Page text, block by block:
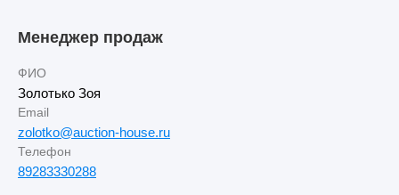
Менеджер продаж
ФИО
Золотько Зоя
Email
zolotko@auction-house.ru
Телефон
89283330288